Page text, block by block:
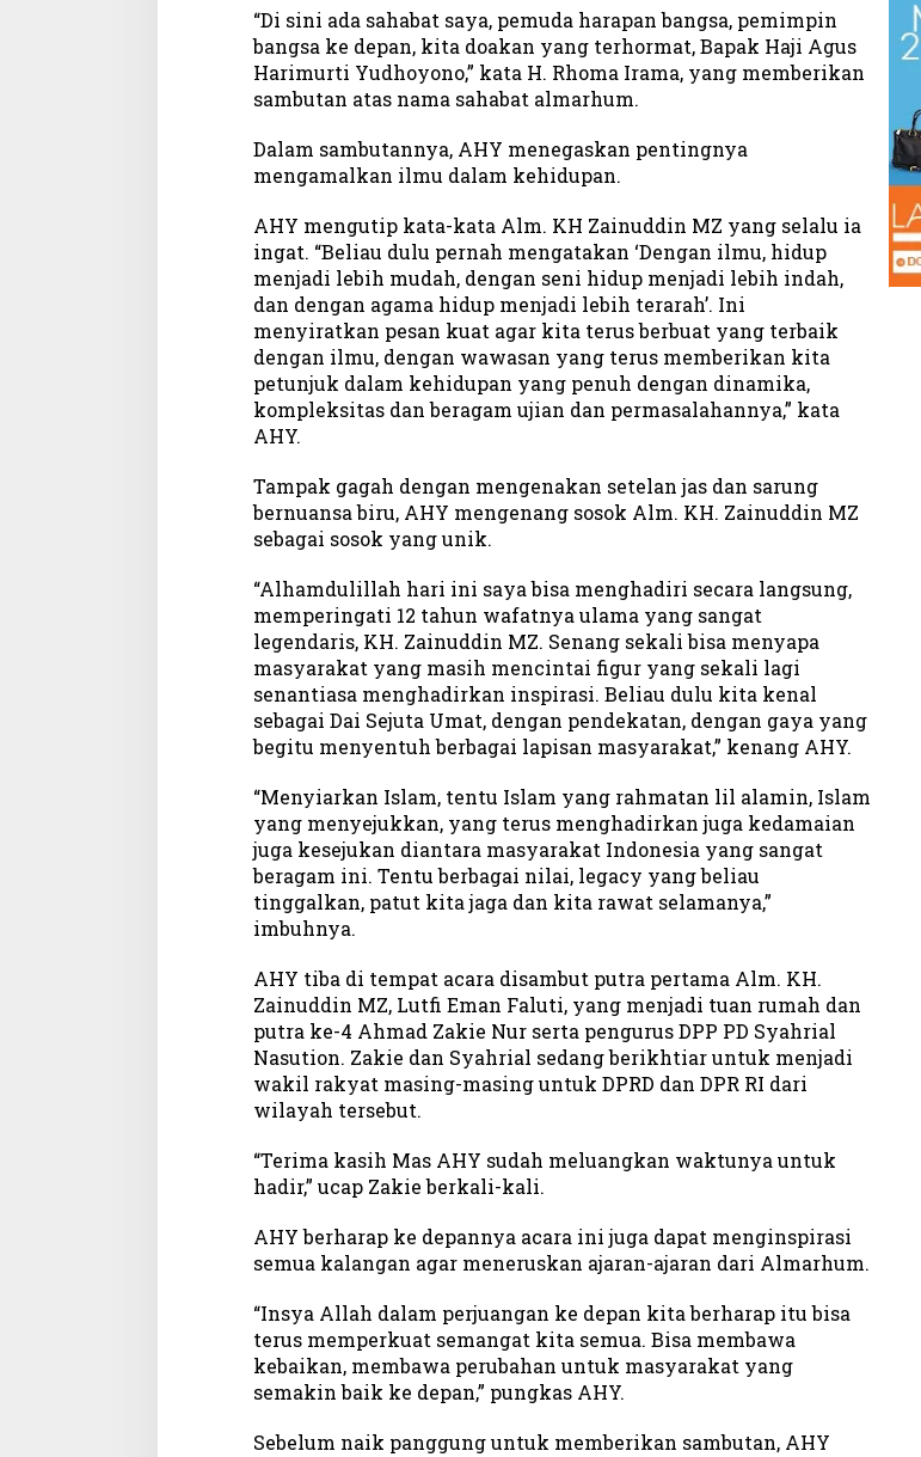
e
a
m
a
a
n
K
e
s
e
j
k
a
n
a
n
t
r
a
M
a
s
y
a
r
k
a
t
I
n
d
n
e
s
i
a
y
a
g
B
r
a
m
I
n
i
“Di sini ada sahabat saya, pemuda harapan bangsa, pemimpin
bangsa ke depan, kita doakan yang terhormat, Bapak Haji Agus
Harimurti Yudhoyono,” kata H. Rhoma Irama, yang memberikan
sambutan atas nama sahabat almarhum.
Dalam sambutannya, AHY menegaskan pentingnya
mengamalkan ilmu dalam kehidupan.
AHY mengutip kata-kata Alm. KH Zainuddin MZ yang selalu ia
ingat. “Beliau dulu pernah mengatakan ‘Dengan ilmu, hidup
menjadi lebih mudah, dengan seni hidup menjadi lebih indah,
dan dengan agama hidup menjadi lebih terarah’. Ini
menyiratkan pesan kuat agar kita terus berbuat yang terbaik
dengan ilmu, dengan wawasan yang terus memberikan kita
petunjuk dalam kehidupan yang penuh dengan dinamika,
kompleksitas dan beragam ujian dan permasalahannya,” kata
AHY.
Tampak gagah dengan mengenakan setelan jas dan sarung
bernuansa biru, AHY mengenang sosok Alm. KH. Zainuddin MZ
sebagai sosok yang unik.
“Alhamdulillah hari ini saya bisa menghadiri secara langsung,
memperingati 12 tahun wafatnya ulama yang sangat
legendaris, KH. Zainuddin MZ. Senang sekali bisa menyapa
masyarakat yang masih mencintai figur yang sekali lagi
senantiasa menghadirkan inspirasi. Beliau dulu kita kenal
sebagai Dai Sejuta Umat, dengan pendekatan, dengan gaya yang
begitu menyentuh berbagai lapisan masyarakat,” kenang AHY.
“Menyiarkan Islam, tentu Islam yang rahmatan lil alamin, Islam
yang menyejukkan, yang terus menghadirkan juga kedamaian
juga kesejukan diantara masyarakat Indonesia yang sangat
beragam ini. Tentu berbagai nilai, legacy yang beliau
tinggalkan, patut kita jaga dan kita rawat selamanya,”
imbuhnya.
AHY tiba di tempat acara disambut putra pertama Alm. KH.
Zainuddin MZ, Lutfi Eman Faluti, yang menjadi tuan rumah dan
putra ke-4 Ahmad Zakie Nur serta pengurus DPP PD Syahrial
Nasution. Zakie dan Syahrial sedang berikhtiar untuk menjadi
wakil rakyat masing-masing untuk DPRD dan DPR RI dari
wilayah tersebut.
“Terima kasih Mas AHY sudah meluangkan waktunya untuk
hadir,” ucap Zakie berkali-kali.
AHY berharap ke depannya acara ini juga dapat menginspirasi
semua kalangan agar meneruskan ajaran-ajaran dari Almarhum.
“Insya Allah dalam perjuangan ke depan kita berharap itu bisa
terus memperkuat semangat kita semua. Bisa membawa
kebaikan, membawa perubahan untuk masyarakat yang
semakin baik ke depan,” pungkas AHY.
Sebelum naik panggung untuk memberikan sambutan, AHY